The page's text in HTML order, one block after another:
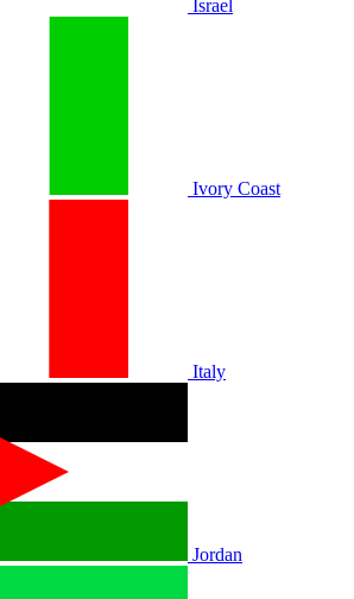
Israel
Ivory Coast
Italy
Jordan